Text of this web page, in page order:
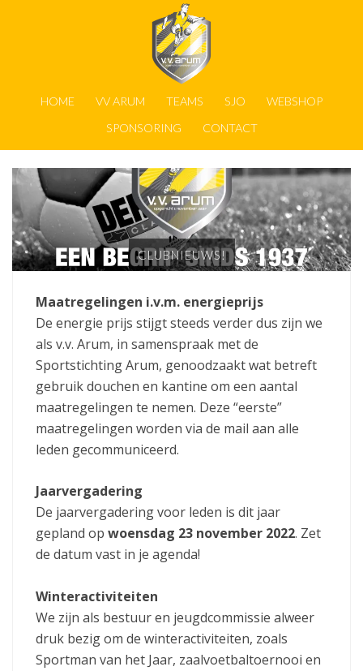
HOME VV ARUM TEAMS SJO
WEBSHOP
SPONSORING
CONTACT
CLUBNIEUWS!
Maatregelingen i.v.m. energieprijs
De energie prijs stijgt steeds verder dus zijn we
als v.v. Arum, in samenspraak met de
Sportstichting Arum, genoodzaakt wat betreft
gebruik douchen en kantine om een aantal
maatregelingen te nemen. Deze “eerste”
maatregelingen worden via de mail aan alle
leden gecommuniceerd.
Jaarvergadering
De jaarvergadering voor leden is dit jaar
gepland op woensdag 23 november 2022. Zet
de datum vast in je agenda!
Winteractiviteiten
We zijn als bestuur en jeugdcommissie alweer
druk bezig om de winteractiviteiten, zoals
Sportman van het Jaar, zaalvoetbaltoernooi en